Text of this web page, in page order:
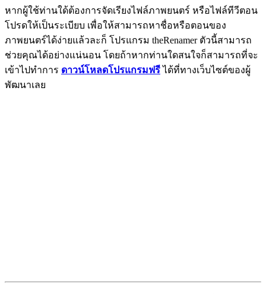
หากผู้ใช้ท่านใด้ต้องการจัดเรียงไฟล์ภาพยนตร์ หรือไฟล์ทีวีตอน
โปรดให้เป็นระเบียบ เพื่อให้สามารถหาชื่อหรือตอนของ
ภาพยนตร์ได้ง่ายแล้วละก็ โปรแกรม theRenamer ตัวนี้สามารถ
ช่วยคุณได้อย่างแน่นอน โดยถ้าหากท่านใดสนใจก็สามารถที่จะ
เข้าไปทำการ ดาวน์โหลดโปรแกรมฟรี ได้ที่ทางเว็บไซต์ของผู้
พัฒนาเลย